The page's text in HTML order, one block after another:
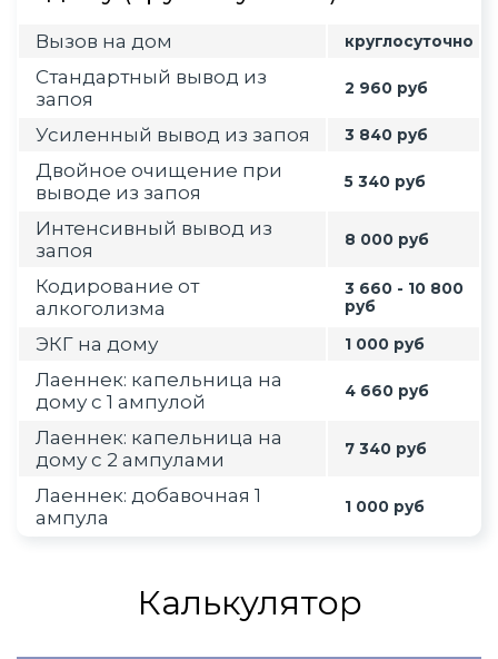
Вызов на дом круглосуточно
Стандартный вывод из
запоя
2 960 руб
Усиленный вывод из запоя 3 840 руб
Двойное очищение при
выводе из запоя
5 340 руб
Интенсивный вывод из
запоя
8 000 руб
Кодирование от
алкоголизма
3 660 - 10 800
руб
ЭКГ на дому 1 000 руб
Лаеннек: капельница на
дому с 1 ампулой
4 660 руб
Лаеннек: капельница на
дому с 2 ампулами
7 340 руб
Лаеннек: добавочная 1
ампула
1 000 руб
Калькулятор